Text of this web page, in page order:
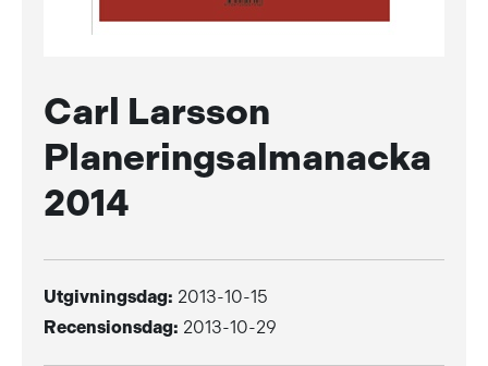
Carl Larsson
Planeringsalmanacka
2014
Utgivningsdag: 2013-10-15
Recensionsdag: 2013-10-29